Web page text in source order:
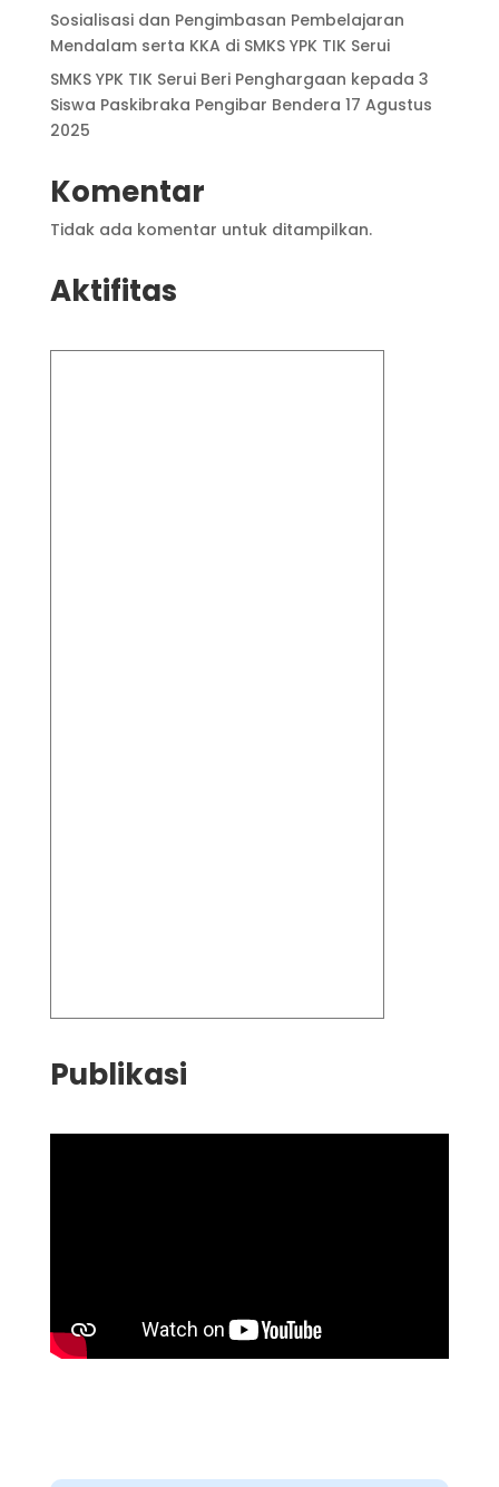
Sosialisasi dan Pengimbasan Pembelajaran
Mendalam serta KKA di SMKS YPK TIK Serui
SMKS YPK TIK Serui Beri Penghargaan kepada 3
Siswa Paskibraka Pengibar Bendera 17 Agustus
2025
Komentar
Tidak ada komentar untuk ditampilkan.
Aktifitas
Publikasi